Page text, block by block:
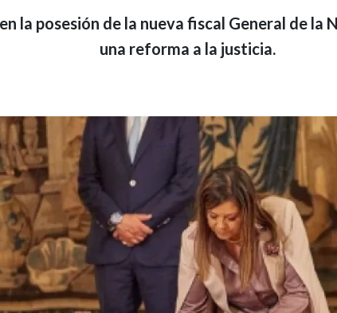
la posesión de la nueva fiscal General de la
una reforma a la justicia.